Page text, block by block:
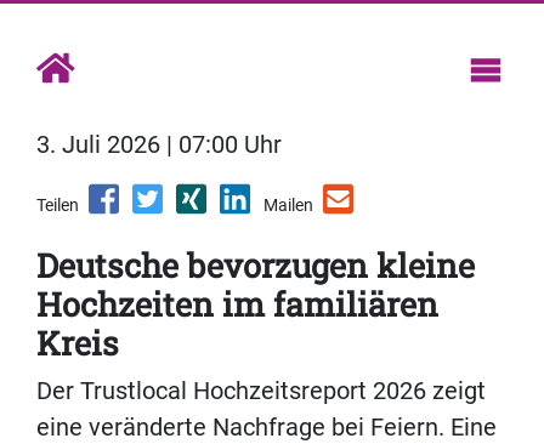
3. Juli 2026 | 07:00 Uhr
Teilen Mailen
Deutsche bevorzugen kleine
Hochzeiten im familiären
Kreis
Der Trustlocal Hochzeitsreport 2026 zeigt
eine veränderte Nachfrage bei Feiern. Eine